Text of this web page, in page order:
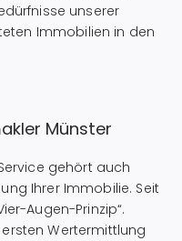
unserer
Immobilien in den
Münster
gehört auch
Ihrer Immobilie. Seit
Augen-Prinzip“.
Wertermittlung